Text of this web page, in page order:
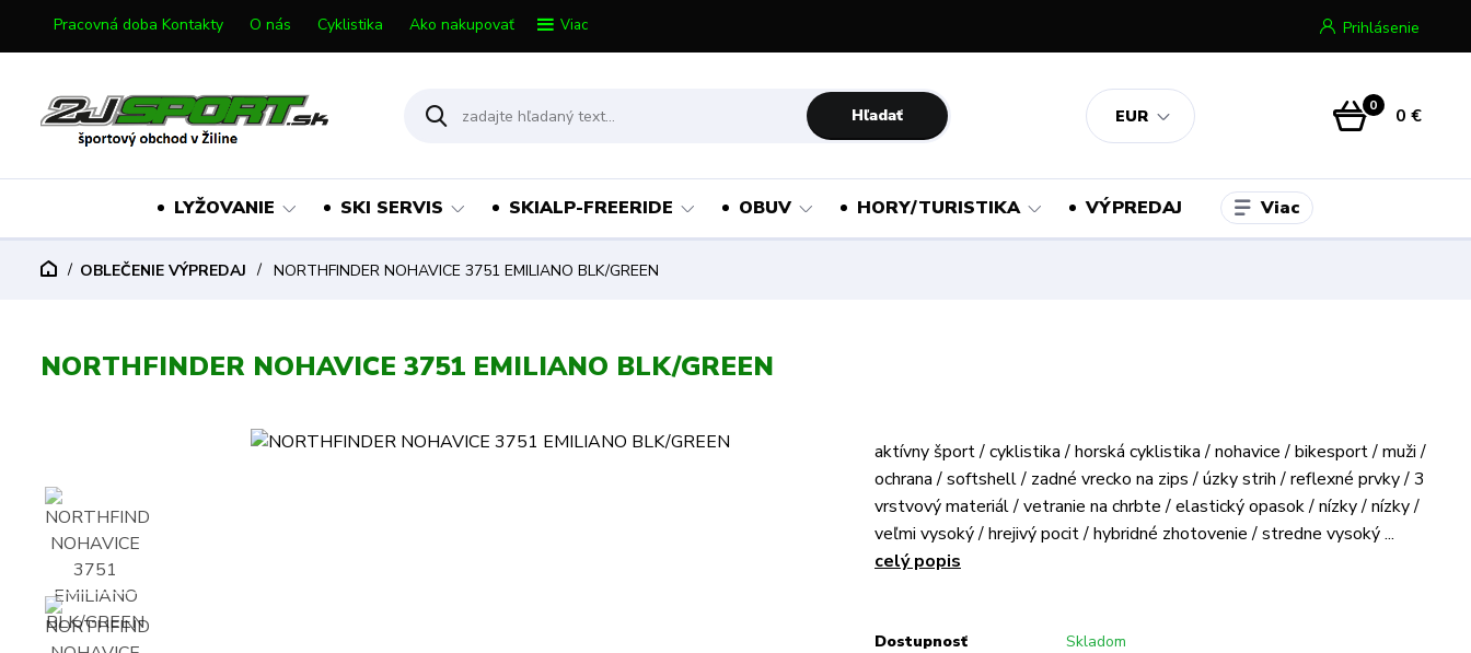
Pracovná doba Kontakty O nás Cyklistika Ako nakupovať Viac
EUR
Prihlásenie
Hľadať 0 0 €
LYŽOVANIE SKI SERVIS SKIALP-FREERIDE OBUV HORY/TURISTIKA VÝPREDAJ Viac
OBLEČENIE VÝPREDAJ NORTHFINDER NOHAVICE 3751 EMILIANO BLK/GREEN
NORTHFINDER NOHAVICE 3751 EMILIANO BLK/GREEN
aktívny šport / cyklistika / horská cyklistika / nohavice / bikesport / muži /
ochrana / softshell / zadné vrecko na zips / úzky strih / reflexné prvky / 3
vrstvový materiál / vetranie na chrbte / elastický opasok / nízky / nízky /
veľmi vysoký / hrejivý pocit / hybridné zhotovenie / stredne vysoký ...
celý popis
Dostupnosť Skladom